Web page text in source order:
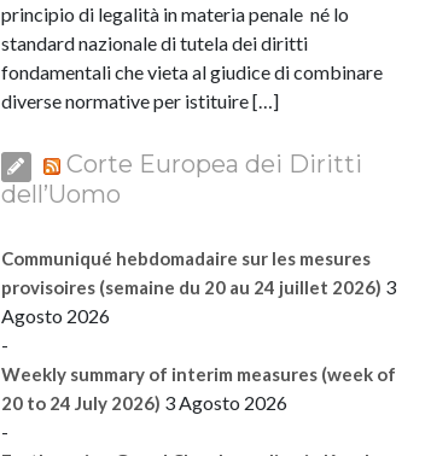
principio di legalità in materia penale né lo
standard nazionale di tutela dei diritti
fondamentali che vieta al giudice di combinare
diverse normative per istituire […]
Corte Europea dei Diritti
dell’Uomo
Communiqué hebdomadaire sur les mesures
provisoires (semaine du 20 au 24 juillet 2026) 3
Agosto 2026
-
Weekly summary of interim measures (week of
20 to 24 July 2026) 3 Agosto 2026
-